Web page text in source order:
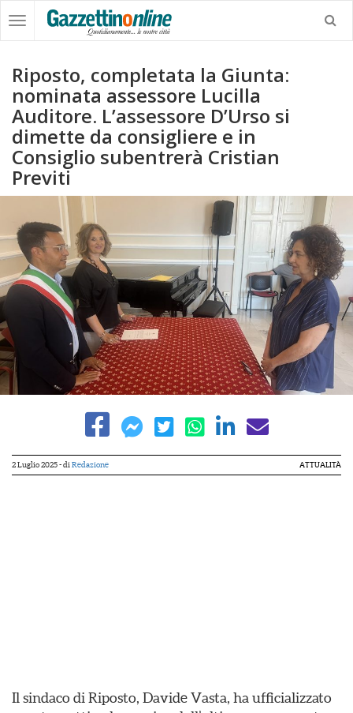
Riposto, completata la Giunta:
nominata assessore Lucilla
Auditore. L’assessore D’Urso si
dimette da consigliere e in
Consiglio subentrerà Cristian
Previti
2 Luglio 2025- di Redazione ATTUALITÀ
Il sindaco di Riposto, Davide Vasta, ha ufficializzato